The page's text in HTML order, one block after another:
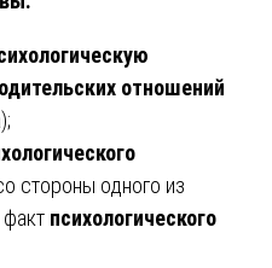
отношений
стороны одного из
факт психологического